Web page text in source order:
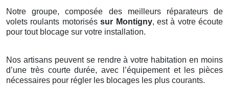
Notre groupe, composée des meilleurs réparateurs de
volets roulants motoriséssur Montigny, est à votre écoute
pour tout blocage sur votre installation.
Nos artisans peuvent se rendre à votre habitation en moins
d’une très courte durée, avec l’équipement et les pièces
nécessaires pour régler les blocages les plus courants.